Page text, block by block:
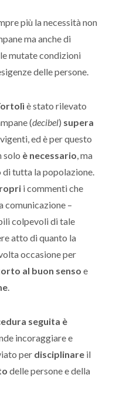
più la necessità non
ma anche di
mutate condizioni
delle persone.
è stato rilevato
(decibel) supera
ed è per questo
solo è necessario, ma
di tutta la popolazione.
i commenti che
comunicazione –
colpevoli di tale
atto di quanto la
occasione per
al buon senso e
.
seguita è
incoraggiare e
per disciplinare il
delle persone e della